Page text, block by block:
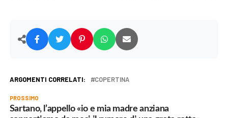
ARGOMENTI CORRELATI: COPERTINA
PROSSIMO
Sartano, l’appello «io e mia madre anziana